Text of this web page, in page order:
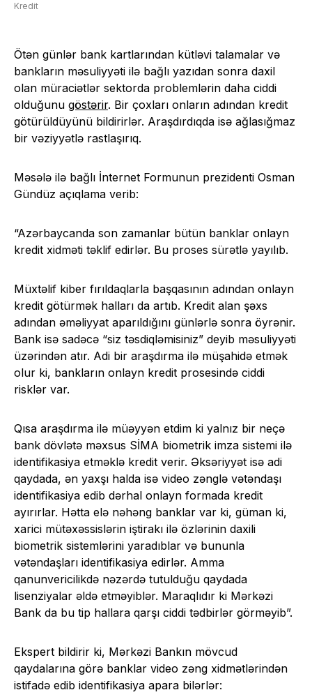
Kredit
Ötən günlər bank kartlarından kütləvi talamalar və
bankların məsuliyyəti ilə bağlı yazıdan sonra daxil
olan müraciətlər sektorda problemlərin daha ciddi
olduğunu göstərir. Bir çoxları onların adından kredit
götürüldüyünü bildirirlər. Araşdırdıqda isə ağlasığmaz
bir vəziyyətlə rastlaşırıq.
Məsələ ilə bağlı İnternet Formunun prezidenti Osman
Gündüz açıqlama verib:
“Azərbaycanda son zamanlar bütün banklar onlayn
kredit xidməti təklif edirlər. Bu proses sürətlə yayılıb.
Müxtəlif kiber fırıldaqlarla başqasının adından onlayn
kredit götürmək halları da artıb. Kredit alan şəxs
adından əməliyyat aparıldığını günlərlə sonra öyrənir.
Bank isə sadəcə “siz təsdiqləmisiniz” deyib məsuliyyəti
üzərindən atır. Adi bir araşdırma ilə müşahidə etmək
olur ki, bankların onlayn kredit prosesində ciddi
risklər var.
Qısa araşdırma ilə müəyyən etdim ki yalnız bir neçə
bank dövlətə məxsus SİMA biometrik imza sistemi ilə
identifikasiya etməklə kredit verir. Əksəriyyət isə adi
qaydada, ən yaxşı halda isə video zənglə vətəndaşı
identifikasiya edib dərhal onlayn formada kredit
ayırırlar. Hətta elə nəhəng banklar var ki, güman ki,
xarici mütəxəssislərin iştirakı ilə özlərinin daxili
biometrik sistemlərini yaradıblar və bununla
vətəndaşları identifikasiya edirlər. Amma
qanunvericilikdə nəzərdə tutulduğu qaydada
lisenziyalar əldə etməyiblər. Maraqlıdır ki Mərkəzi
Bank da bu tip hallara qarşı ciddi tədbirlər görməyib”.
Ekspert bildirir ki, Mərkəzi Bankın mövcud
qaydalarına görə banklar video zəng xidmətlərindən
istifadə edib identifikasiya apara bilərlər: